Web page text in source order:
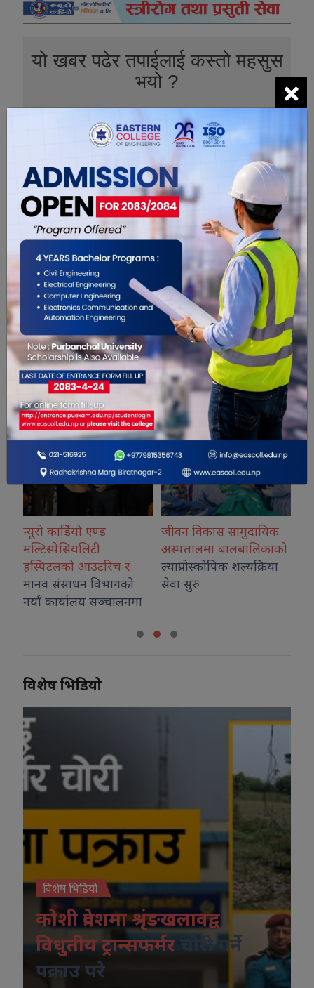
यो खबर पढेर तपाईलाई कस्तो महसुस
भयो ?
0 0 0 0
0
सम्बंधित खबरहरु
कार्डियो एण्ड
आउटरिच र
संसाधन विभागको
कार्यालय सञ्चालनमा
जीवन विकास सामुदायिक
अस्पतालमा बालबालिकाको
ल्याप्रोस्कोपिक शल्यक्रिया
सेवा सुरु
कोशीका
नगदसहित
विशेष भिडियो
विशेष भिडियो
कोशी प्रदेशमा श्रृंङखलावद्व
विधुतीय ट्रान्सफर्मर
चोरी गर्ने
पक्राउ परे
×